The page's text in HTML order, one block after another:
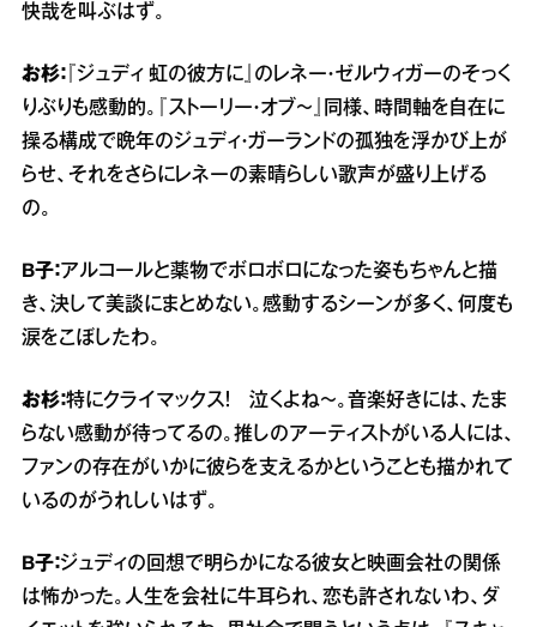
快哉を叫ぶはず。
お杉： 『ジュディ 虹の彼方に』のレネー・ゼルウィガーのそっく
りぶりも感動的。『ストーリー・オブ～』同様、時間軸を自在に
操る構成で晩年のジュディ・ガーランドの孤独を浮かび上が
らせ、それをさらにレネーの素晴らしい歌声が盛り上げる
の。
B子： アルコールと薬物でボロボロになった姿もちゃんと描
き、決して美談にまとめない。感動するシーンが多く、何度も
涙をこぼしたわ。
お杉：特にクライマックス！ 泣くよね～。音楽好きには、たま
らない感動が待ってるの。推しのアーティストがいる人には、
ファンの存在がいかに彼らを支えるかということも描かれて
いるのがうれしいはず。
B子：ジュディの回想で明らかになる彼女と映画会社の関係
は怖かった。人生を会社に牛耳られ、恋も許されないわ、ダ